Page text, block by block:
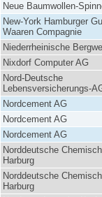
Neue Baumwollen-
New-York Hamburger
Waaren Compagnie
Niederrheinische
Nixdorf Computer AG
Nord-Deutsche
Lebensversicherungs-
Nordcement AG
Nordcement AG
Nordcement AG
Norddeutsche
Harburg
Norddeutsche
Harburg